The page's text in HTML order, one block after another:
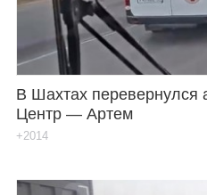
В Шахтах перевернулся
Центр — Артем
+2014